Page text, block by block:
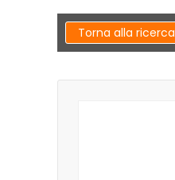
Torna alla ricerca